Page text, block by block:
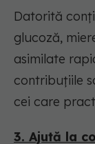
Datorită
glucoză,
asimilate
contribuțiile
cei care
3. Ajută la